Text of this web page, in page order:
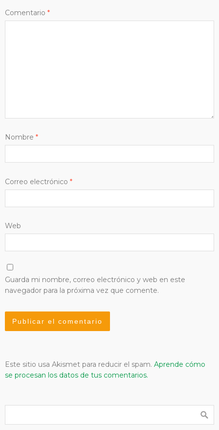
Comentario *
Nombre *
Correo electrónico *
Web
Guarda mi nombre, correo electrónico y web en este
navegador para la próxima vez que comente.
Este sitio usa Akismet para reducir el spam. Aprende cómo
se procesan los datos de tus comentarios.